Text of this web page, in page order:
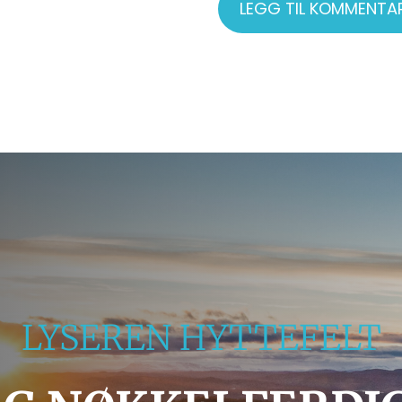
LYSEREN HYTTEFELT